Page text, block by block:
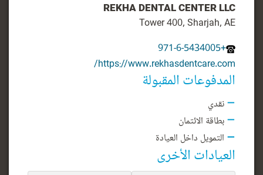
REKHA DENTAL CENTER LLC
Tower 400, Sharjah, AE
+971-6-5434005
https://www.rekhasdentcare.com/
المدفوعات المقبولة
نقدي
بطاقة الائتمان
التمويل داخل العيادة
العيادات الأخرى